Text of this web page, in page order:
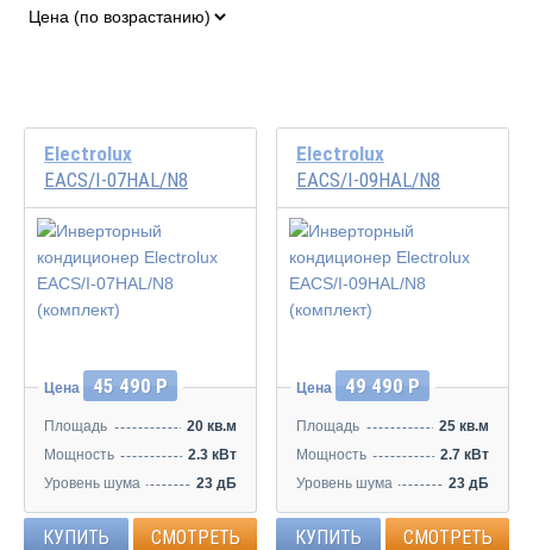
Electrolux
EACS/I-07HAL/N8
Инвертор
Цена 45 490 Р
Площадь
20 кв.м
Мощность
2.3 кВт
Уровень шума
23 дБ
КУПИТЬ СМОТРЕТЬ
Electrolux
EACS/I-09HAL/N8
Инвертор
Цена 49 490 Р
Площадь
25 кв.м
Мощность
2.7 кВт
Уровень шума
23 дБ
КУПИТЬ СМОТРЕТЬ